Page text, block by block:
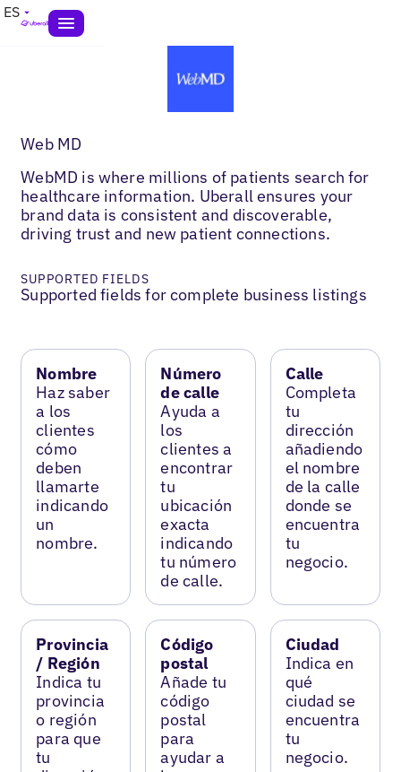
ES
Web MD
WebMD is where millions of patients search for
healthcare information. Uberall ensures your
brand data is consistent and discoverable,
driving trust and new patient connections.
SUPPORTED FIELDS
Supported fields for complete business listings
Nombre
Haz saber
a los
clientes
cómo
deben
llamarte
indicando
un
nombre.
Número
de calle
Ayuda a
los
clientes a
encontrar
tu
ubicación
exacta
indicando
tu número
de calle.
Calle
Completa
tu
dirección
añadiendo
el nombre
de la calle
donde se
encuentra
tu
negocio.
Provincia
/ Región
Indica tu
provincia
o región
para que
tu
Código
postal
Añade tu
código
postal
para
ayudar a
Ciudad
Indica en
qué
ciudad se
encuentra
tu
negocio.